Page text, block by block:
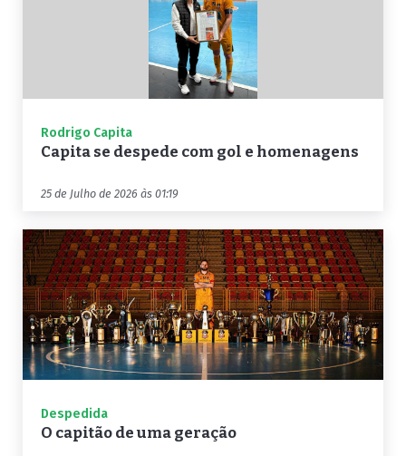
Rodrigo Capita
Capita se despede com gol e homenagens
25 de Julho de 2026 às 01:19
Despedida
O capitão de uma geração